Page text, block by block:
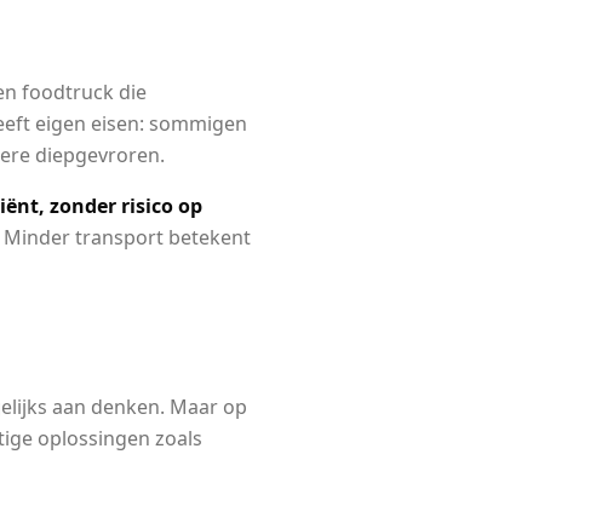
foodtruck die
eigen eisen: sommigen
diepgevroren.
zonder risico op
transport betekent
aan denken. Maar op
oplossingen zoals